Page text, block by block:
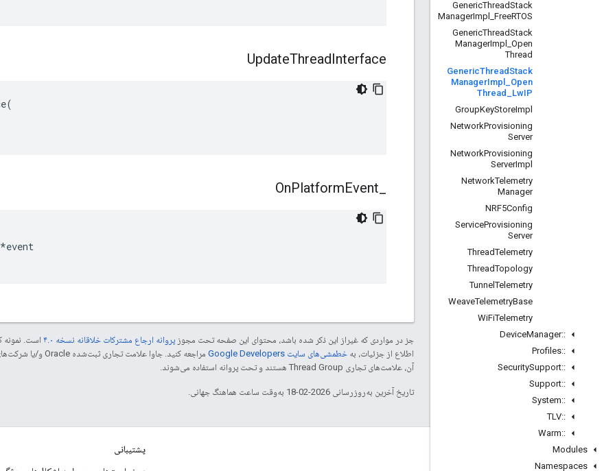
GenericThreadStack
ManagerImpl FreeRTOS
GenericThreadStack
ManagerImpl
Open
Thread
GenericThreadStack
ManagerImpl
Open
Thread
LwIP
GroupKeyStoreImpl
NetworkProvisioning
Server
NetworkProvisioning
ServerImpl
NetworkTelemetry
Manager
NRF5Config
ServiceProvisioning
Server
ThreadTelemetry
ThreadTopology
TunnelTelemetry
WeaveTelemetryBase
WiFiTelemetry
::
DeviceManager
::
Profiles
::
SecuritySupport
::
Support
::
System
::
TLV
::
Warm
Modules
Namespaces
UpdateThreadInterface
(
OnPlatformEvent
*event
جز در مواردی که غیراز این ذکر شده باشد، محتوای این صفحه تحت مجوز پروانه ارجاع مشترکات خلاقانه نسخه ۴.۰ است. نمونه
اطلاع از جزئیات، به خطمشی‌های سایت Google Developers‏
آن، علامت‌های تجاری Thread Group هستند و تحت پروانه استفاده می‌شوند.
تاریخ آخرین به‌روزرسانی 2026-02-18 به‌وقت ساعت هماهنگ جهانی.
GitHub
پشتیبانی